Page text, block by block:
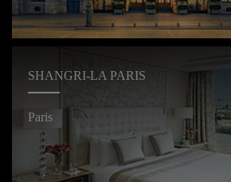
SHANGRI-LA PARIS
Paris